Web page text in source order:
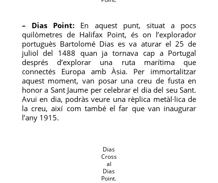
– Dias Point: En aquest punt, situat a pocs
quilòmetres de Halifax Point, és on l’explorador
portuguès Bartolomé Dias es va aturar el 25 de
juliol del 1488 quan ja tornava cap a Portugal
després d’explorar una ruta marítima que
connectés Europa amb Àsia. Per immortalitzar
aquest moment, van posar una creu de fusta en
honor a Sant Jaume per celebrar el dia del seu Sant.
Avui en dia, podràs veure una rèplica metàl·lica de
la creu, així com també el far que van inaugurar
l’any 1915.
Dias
Cross
al
Dias
Point.